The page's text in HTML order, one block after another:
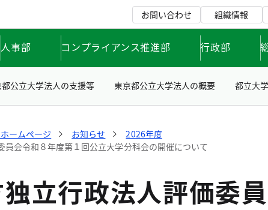
お問い合わせ 組織情報
人事部 コンプライアンス推進部 行政部
都公立大学法人の支援等 東京都公立大学法人の概要 都立大
ームページ お知らせ
2026年度
員会令和８年度第１回公立大学分科会の開催について
立行政法人評価委